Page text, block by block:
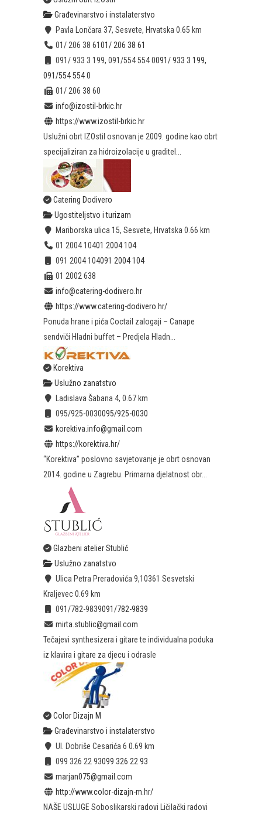
Građevinarstvo i instalaterstvo
Pavla Lončara 37, Sesvete, Hrvatska 0.65 km
01/ 206 38 6101/ 206 38 61
091/ 933 3 199, 091/554 554 0091/ 933 3 199,
091/554 554 0
01/ 206 38 60
info@izostil-brkic.hr
https://www.izostil-brkic.hr
Uslužni obrt IZOstil osnovan je 2009. godine kao obrt
specijaliziran za hidroizolacije u graditel...
Catering Dodivero
Ugostiteljstvo i turizam
Mariborska ulica 15, Sesvete, Hrvatska 0.66 km
01 2004 10401 2004 104
091 2004 104091 2004 104
01 2002 638
info@catering-dodivero.hr
https://www.catering-dodivero.hr/
Ponuda hrane i pića Coctail zalogaji – Canape
sendviči Hladni buffet – Predjela Hladn...
Korektiva
Uslužno zanatstvo
Ladislava Šabana 4, 0.67 km
095/925-0030095/925-0030
korektiva.info@gmail.com
https://korektiva.hr/
“Korektiva” poslovno savjetovanje je obrt osnovan
2014. godine u Zagrebu. Primarna djelatnost obr...
Glazbeni atelier Stublić
Uslužno zanatstvo
Ulica Petra Preradovića 9,10361 Sesvetski
Kraljevec0.69 km
091/782-9839091/782-9839
mirta.stublic@gmail.com
Tečajevi synthesizera i gitare te individualna poduka
iz klavira i gitare za djecu i odrasle
Color Dizajn M
Građevinarstvo i instalaterstvo
Ul. Dobriše Cesarića 6 0.69 km
099 326 22 93099 326 22 93
marjan075@gmail.com
http://www.color-dizajn-m.hr/
NAŠE USLUGE Soboslikarski radovi Ličilački radovi